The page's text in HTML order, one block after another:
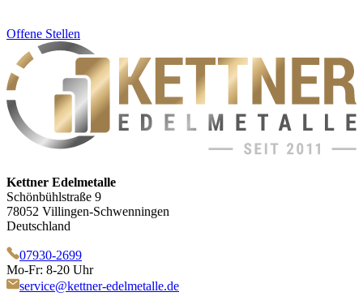
Offene Stellen
Kettner Edelmetalle
Schönbühlstraße 9
78052 Villingen-Schwenningen
Deutschland
07930-2699
Mo-Fr: 8-20 Uhr
service@kettner-edelmetalle.de